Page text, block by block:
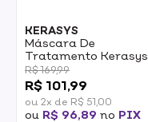
KERASYS
Máscara De
Tratamento Kerasys
Advanced Keratin
Bond Volume 600ml
R$ 169,99
R$ 101,99
ou 2x de R$ 51,00
ou R$ 96,89 no PIX